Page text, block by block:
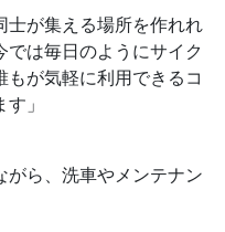
士が集える場所を作れれ
は毎日のようにサイク
が気軽に利用できるコ
」
がら、洗車やメンテナン